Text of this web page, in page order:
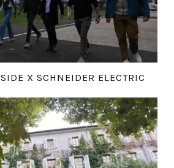
X SCHNEIDER ELECTRIC